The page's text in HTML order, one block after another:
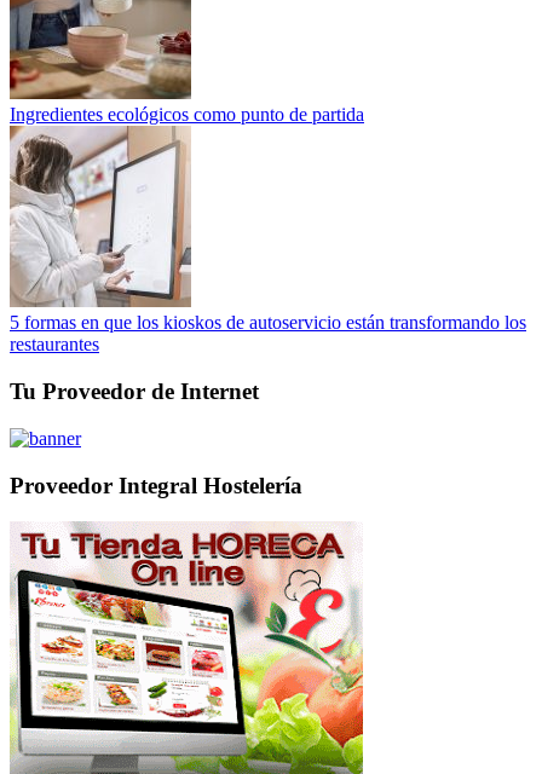
Ingredientes ecológicos como punto de partida
5 formas en que los kioskos de autoservicio están transformando los
restaurantes
Tu Proveedor de Internet
Proveedor Integral Hostelería